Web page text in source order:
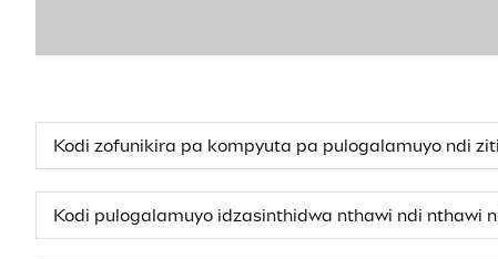
Kodi zofunikira pa kompyuta pa pulogalamuyo ndi
Kodi pulogalamuyo idzasinthidwa nthawi ndi nthawi